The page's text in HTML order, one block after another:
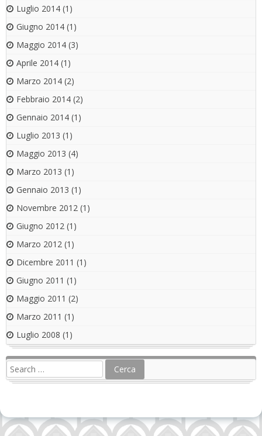
Luglio 2014 (1)
Giugno 2014 (1)
Maggio 2014 (3)
Aprile 2014 (1)
Marzo 2014 (2)
Febbraio 2014 (2)
Gennaio 2014 (1)
Luglio 2013 (1)
Maggio 2013 (4)
Marzo 2013 (1)
Gennaio 2013 (1)
Novembre 2012 (1)
Giugno 2012 (1)
Marzo 2012 (1)
Dicembre 2011 (1)
Giugno 2011 (1)
Maggio 2011 (2)
Marzo 2011 (1)
Luglio 2008 (1)